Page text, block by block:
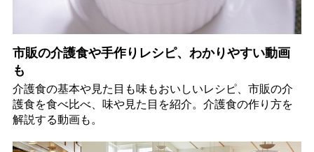
市販の介護食や手作りレシピ、わかりやすい動画
も
介護食の基本や見た目も味もおいしいレシピ、市販の介
護食を食べ比べ、味や見た目を紹介。介護食の作り方を
解説する動画も。